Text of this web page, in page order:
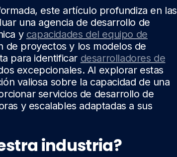
este artículo profundiza en las
una agencia de desarrollo de
y capacidades del equipo de
de proyectos y los modelos de
para identificar desarrolladores de
excepcionales. Al explorar estas
valiosa sobre la capacidad de una
servicios de desarrollo de
y escalables adaptadas a sus
industria?